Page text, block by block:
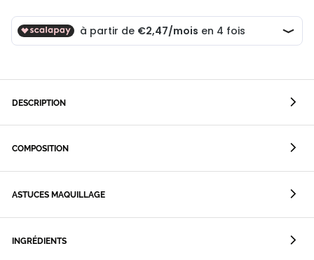
DESCRIPTION
COMPOSITION
ASTUCES MAQUILLAGE
INGRÉDIENTS